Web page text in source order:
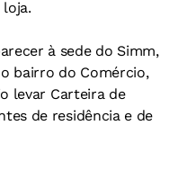
à sede do Simm,
bairro do Comércio,
levar Carteira de
de residência e de